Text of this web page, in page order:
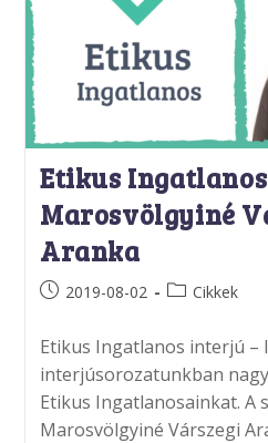
Etikus
Marosvölgyiné
Aranka
Post2019-08-02
PostCikkek
Etikus Ingatlanos interjú –
interjúsorozatunkban
Etikus Ingatlanosainkat. A
Marosvölgyiné Várszegi